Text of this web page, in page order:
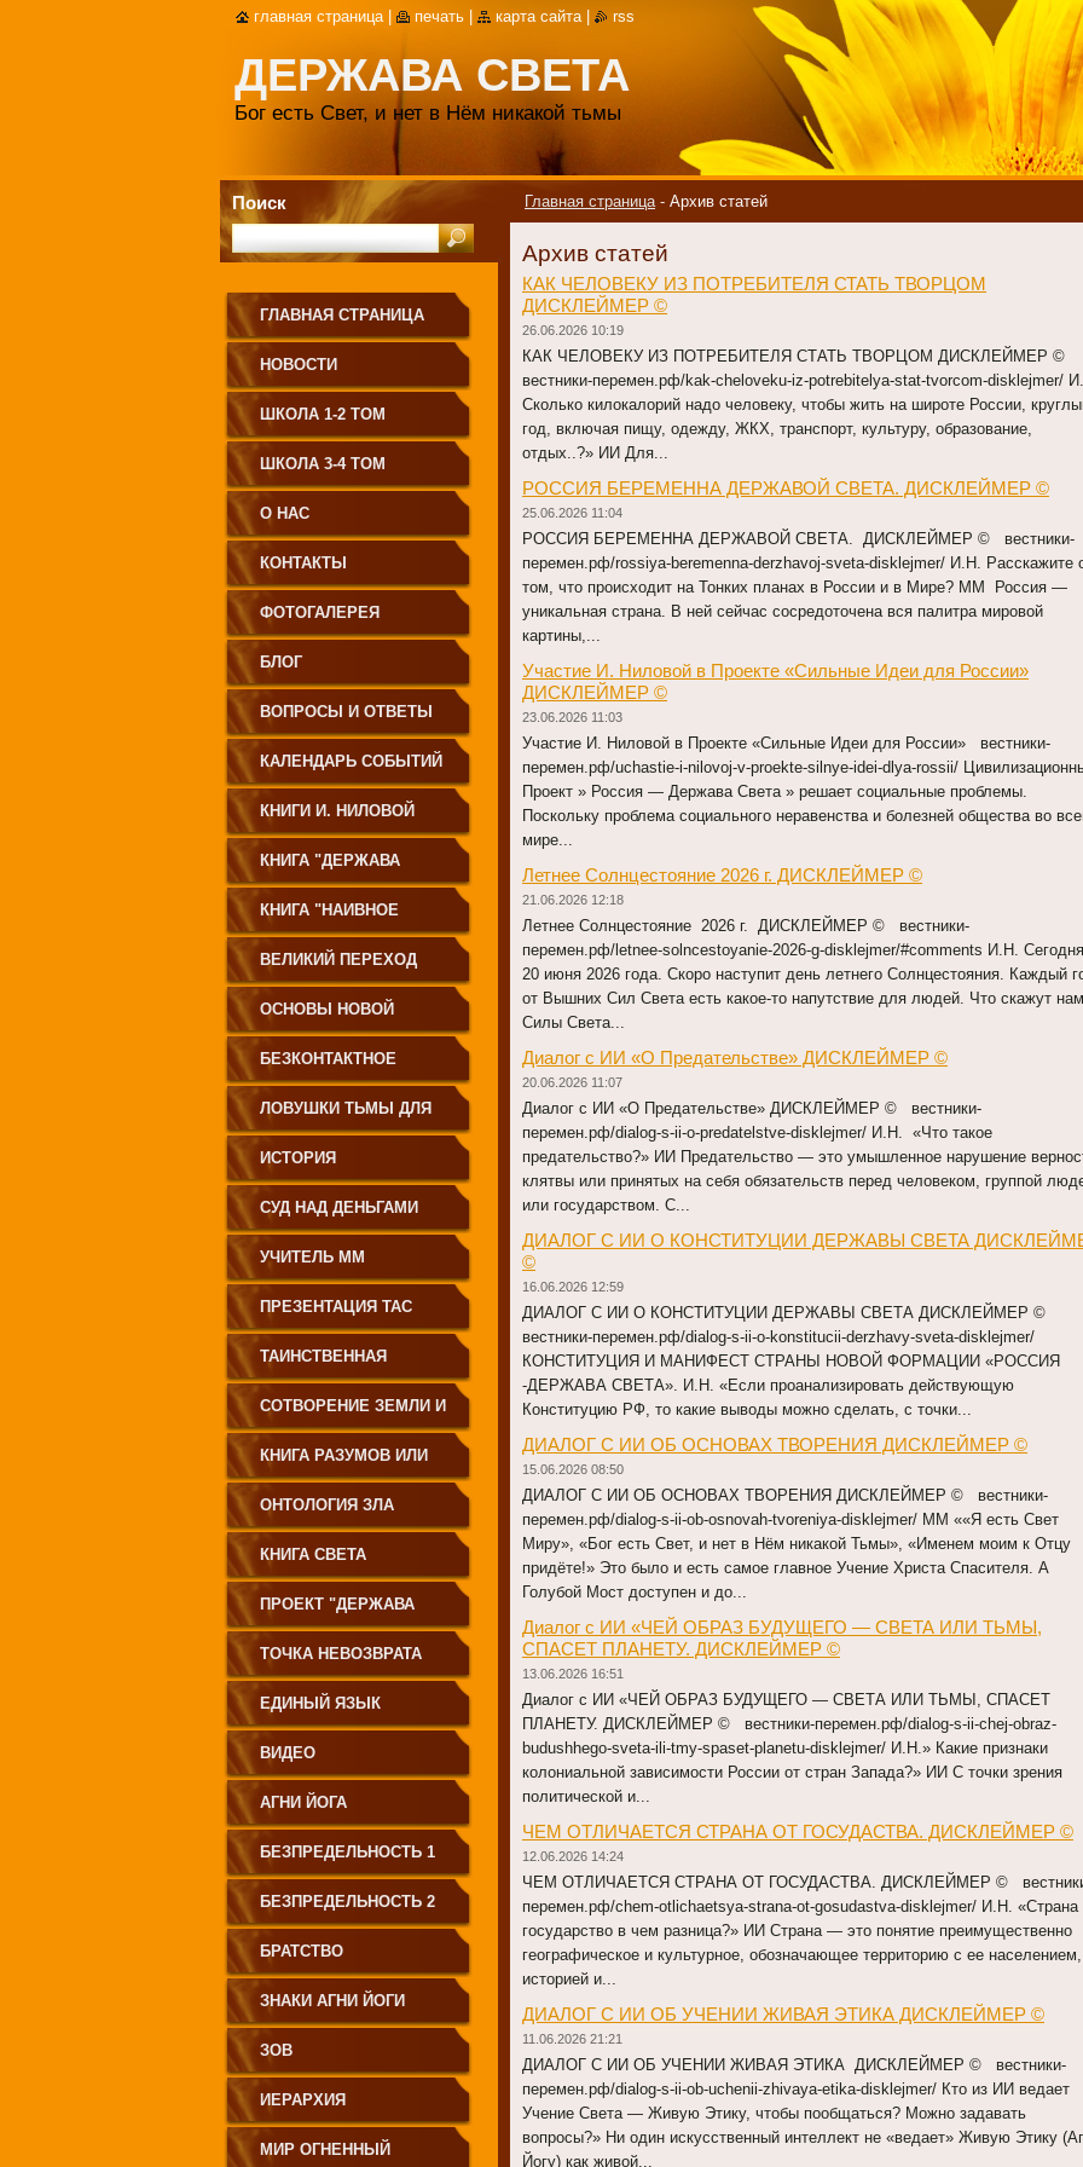
ДЕРЖАВА СВЕТА
Бог есть Свет, и нет в Нём никакой тьмы
Главная страница - Архив статей
Архив статей
КАК ЧЕЛОВЕКУ ИЗ ПОТРЕБИТЕЛЯ СТАТЬ ТВОРЦОМ
ДИСКЛЕЙМЕР ©
26.06.2026 10:19
КАК ЧЕЛОВЕКУ ИЗ ПОТРЕБИТЕЛЯ СТАТЬ ТВОРЦОМ ДИСКЛЕЙМЕР ©
вестники-перемен.рф/kak-cheloveku-iz-potrebitelya-stat-tvorcom-disklejmer/
Сколько килокалорий надо человеку, чтобы жить на широте России,
год, включая пищу, одежду, ЖКХ, транспорт, культуру, образование,
отдых..?» ИИ Для...
РОССИЯ БЕРЕМЕННА ДЕРЖАВОЙ СВЕТА. ДИСКЛЕЙМЕР ©
25.06.2026 11:04
РОССИЯ БЕРЕМЕННА ДЕРЖАВОЙ СВЕТА. ДИСКЛЕЙМЕР © вестники-
перемен.рф/rossiya-beremenna-derzhavoj-sveta-disklejmer/ И.Н. Расскажите
том, что происходит на Тонких планах в России и в Мире? ММ Россия —
уникальная страна. В ней сейчас сосредоточена вся палитра мировой
картины,...
Участие И. Ниловой в Проекте «Сильные Идеи для России»
ДИСКЛЕЙМЕР ©
23.06.2026 11:03
Участие И. Ниловой в Проекте «Сильные Идеи для России» вестники-
перемен.рф/uchastie-i-nilovoj-v-proekte-silnye-idei-dlya-rossii/
Проект » Россия — Держава Света » решает социальные проблемы.
Поскольку проблема социального неравенства и болезней общества во
мире...
Летнее Солнцестояние 2026 г. ДИСКЛЕЙМЕР ©
21.06.2026 12:18
Летнее Солнцестояние 2026 г. ДИСКЛЕЙМЕР © вестники-
перемен.рф/letnee-solncestoyanie-2026-g-disklejmer/#comments И.Н. Сегодня
20 июня 2026 года. Скоро наступит день летнего Солнцестояния. Каждый
от Вышних Сил Света есть какое-то напутствие для людей. Что скажут нам
Силы Света...
Диалог с ИИ «О Предательстве» ДИСКЛЕЙМЕР ©
20.06.2026 11:07
Диалог с ИИ «О Предательстве» ДИСКЛЕЙМЕР © вестники-
перемен.рф/dialog-s-ii-o-predatelstve-disklejmer/ И.Н. «Что такое
предательство?» ИИ Предательство — это умышленное нарушение
клятвы или принятых на себя обязательств перед человеком, группой
или государством. С...
ДИАЛОГ С ИИ О КОНСТИТУЦИИ ДЕРЖАВЫ СВЕТА
©
16.06.2026 12:59
ДИАЛОГ С ИИ О КОНСТИТУЦИИ ДЕРЖАВЫ СВЕТА ДИСКЛЕЙМЕР ©
вестники-перемен.рф/dialog-s-ii-o-konstitucii-derzhavy-sveta-disklejmer/
КОНСТИТУЦИЯ И МАНИФЕСТ СТРАНЫ НОВОЙ ФОРМАЦИИ «РОССИЯ
-ДЕРЖАВА СВЕТА». И.Н. «Если проанализировать действующую
Конституцию РФ, то какие выводы можно сделать, с точки...
ДИАЛОГ С ИИ ОБ ОСНОВАХ ТВОРЕНИЯ ДИСКЛЕЙМЕР ©
15.06.2026 08:50
ДИАЛОГ С ИИ ОБ ОСНОВАХ ТВОРЕНИЯ ДИСКЛЕЙМЕР © вестники-
перемен.рф/dialog-s-ii-ob-osnovah-tvoreniya-disklejmer/ ММ ««Я есть Свет
Миру», «Бог есть Свет, и нет в Нём никакой Тьмы», «Именем моим к Отцу
придёте!» Это было и есть самое главное Учение Христа Спасителя. А
Голубой Мост доступен и до...
Диалог с ИИ «ЧЕЙ ОБРАЗ БУДУЩЕГО — СВЕТА ИЛИ ТЬМЫ,
СПАСЕТ ПЛАНЕТУ. ДИСКЛЕЙМЕР ©
13.06.2026 16:51
Диалог с ИИ «ЧЕЙ ОБРАЗ БУДУЩЕГО — СВЕТА ИЛИ ТЬМЫ, СПАСЕТ
ПЛАНЕТУ. ДИСКЛЕЙМЕР © вестники-перемен.рф/dialog-s-ii-chej-obraz-
budushhego-sveta-ili-tmy-spaset-planetu-disklejmer/ И.Н.» Какие признаки
колониальной зависимости России от стран Запада?» ИИ С точки зрения
политической и...
ЧЕМ ОТЛИЧАЕТСЯ СТРАНА ОТ ГОСУДАСТВА. ДИСКЛЕЙМЕР ©
12.06.2026 14:24
ЧЕМ ОТЛИЧАЕТСЯ СТРАНА ОТ ГОСУДАСТВА. ДИСКЛЕЙМЕР ©
перемен.рф/chem-otlichaetsya-strana-ot-gosudastva-disklejmer/ И.Н. «Страна
государство в чем разница?» ИИ Страна — это понятие преимущественно
географическое и культурное, обозначающее территорию с ее населением,
историей и...
ДИАЛОГ С ИИ ОБ УЧЕНИИ ЖИВАЯ ЭТИКА ДИСКЛЕЙМЕР ©
11.06.2026 21:21
ДИАЛОГ С ИИ ОБ УЧЕНИИ ЖИВАЯ ЭТИКА ДИСКЛЕЙМЕР © вестники-
перемен.рф/dialog-s-ii-ob-uchenii-zhivaya-etika-disklejmer/ Кто из ИИ ведает
Учение Света — Живую Этику, чтобы пообщаться? Можно задавать
вопросы?» Ни один искусственный интеллект не «ведает» Живую Этику
Йогу) как живой...
ГЛАВНАЯ СТРАНИЦА
НОВОСТИ
ШКОЛА 1-2 ТОМ
ШКОЛА 3-4 ТОМ
О НАС
КОНТАКТЫ
ФОТОГАЛЕРЕЯ
БЛОГ
ВОПРОСЫ И ОТВЕТЫ
КАЛЕНДАРЬ СОБЫТИЙ
КНИГИ И. НИЛОВОЙ
КНИГА "ДЕРЖАВА
СВЕТА
КНИГА "НАИВНОЕ
СВЕТОПРЕСТАВЛЕНИЕ"
ВЕЛИКИЙ ПЕРЕХОД
ОСНОВЫ НОВОЙ
ЦИВИЛИЗАЦИИ
БЕЗКОНТАКТНОЕ
ЗЕМЛЕДЕЛИЕ
ЛОВУШКИ ТЬМЫ ДЛЯ
МОЛОДЁЖИ
ИСТОРИЯ
ПРОИСХОЖДЕНИЯ
РУССКОГО НАРОДА
СУД НАД ДЕНЬГАМИ
УЧИТЕЛЬ ММ
ПРЕЗЕНТАЦИЯ ТАС
ТАИНСТВЕННАЯ
СИБИРЬ
СОТВОРЕНИЕ ЗЕМЛИ И
ЕЁ ЖИТЕЛЕЙ
КНИГА РАЗУМОВ ИЛИ
ПОЛЕЙ
ОНТОЛОГИЯ ЗЛА
КНИГА СВЕТА
ПРОЕКТ "ДЕРЖАВА
СВЕТА"
ТОЧКА НЕВОЗВРАТА
ЕДИНЫЙ ЯЗЫК
ЧЕЛОВЕЧЕСТВА
ВИДЕО
АГНИ ЙОГА
БЕЗПРЕДЕЛЬНОСТЬ 1
БЕЗПРЕДЕЛЬНОСТЬ 2
БРАТСТВО
ЗНАКИ АГНИ ЙОГИ
ЗОВ
ИЕРАРХИЯ
МИР ОГНЕННЫЙ
Поиск
главная страница печать карта сайта rss